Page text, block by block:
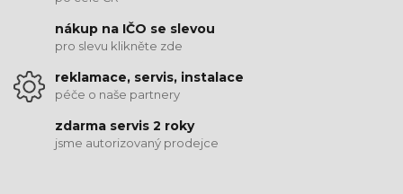
nákup na IČO se slevou
pro slevu klikněte zde
reklamace, servis, instalace
péče o naše partnery
zdarma servis 2 roky
jsme autorizovaný prodejce